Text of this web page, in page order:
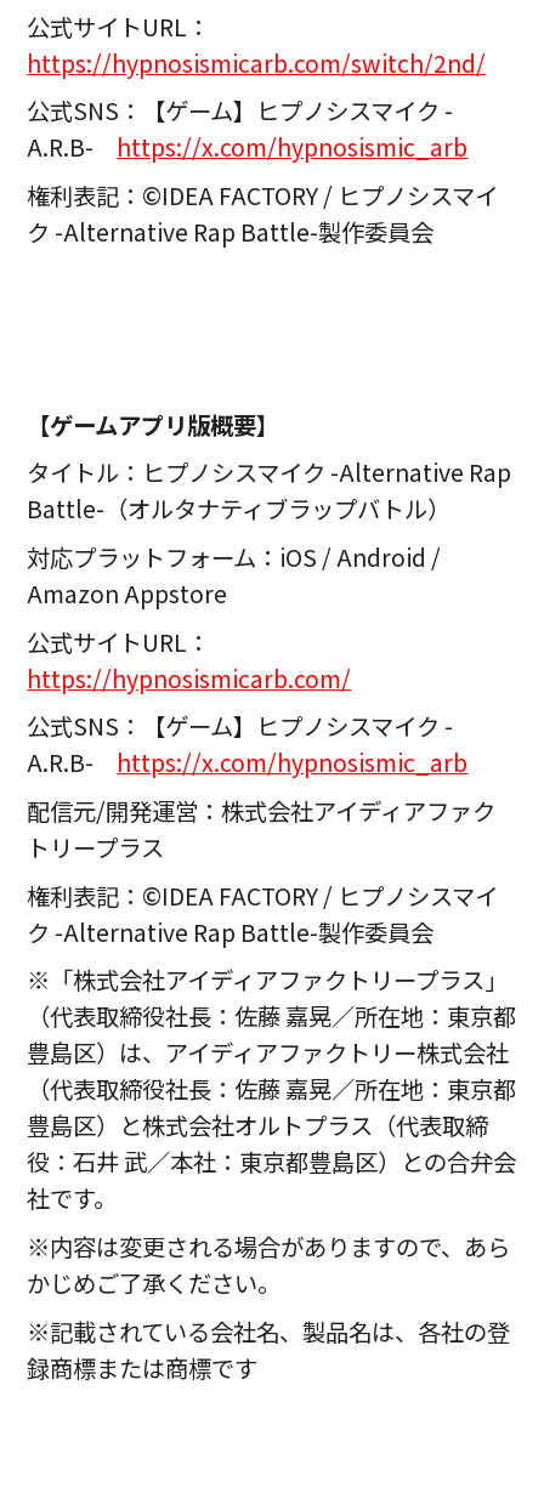
公式サイトURL：
https://hypnosismicarb.com/switch/2nd/
公式SNS：【ゲーム】ヒプノシスマイク -
A.R.B- https://x.com/hypnosismic_arb
権利表記：©IDEA FACTORY / ヒプノシスマイ
ク -Alternative Rap Battle-製作委員会
【ゲームアプリ版概要】
タイトル：ヒプノシスマイク -Alternative Rap
Battle-（オルタナティブラップバトル）
対応プラットフォーム：iOS / Android /
Amazon Appstore
公式サイトURL：
https://hypnosismicarb.com/
公式SNS：【ゲーム】ヒプノシスマイク -
A.R.B- https://x.com/hypnosismic_arb
配信元/開発運営：株式会社アイディアファク
トリープラス
権利表記：©IDEA FACTORY / ヒプノシスマイ
ク -Alternative Rap Battle-製作委員会
※「株式会社アイディアファクトリープラス」
（代表取締役社長：佐藤 嘉晃／所在地：東京都
豊島区）は、アイディアファクトリー株式会社
（代表取締役社長：佐藤 嘉晃／所在地：東京都
豊島区）と株式会社オルトプラス（代表取締
役：石井 武／本社：東京都豊島区）との合弁会
社です。
※内容は変更される場合がありますので、あら
かじめご了承ください。
※記載されている会社名、製品名は、各社の登
録商標または商標です